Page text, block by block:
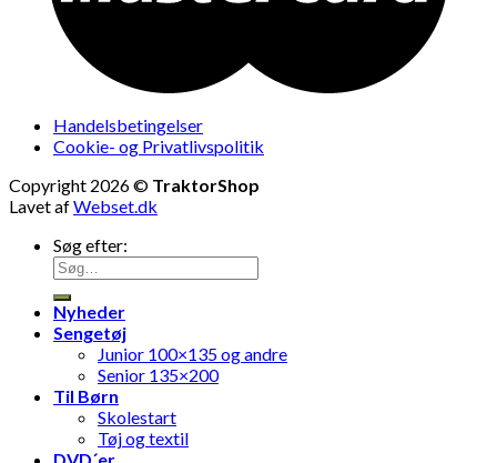
Handelsbetingelser
Cookie- og Privatlivspolitik
Copyright 2026 © TraktorShop
Lavet afWebset.dk
Søg efter:
Nyheder
Sengetøj
Junior 100×135 og andre
Senior 135×200
Til Børn
Skolestart
Tøj og textil